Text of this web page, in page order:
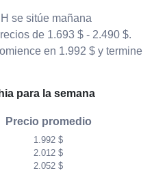
se sitúe mañana
de 1.693 $ - 2.490 $.
en 1.992 $ y termine
para la semana
Precio promedio
1.992 $
2.012 $
2.052 $